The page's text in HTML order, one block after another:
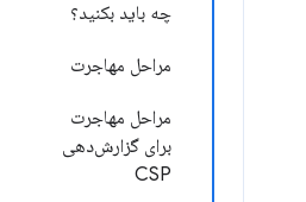
چه باید بکنید؟
مراحل مهاجرت
مراحل مهاجرت
برای گزارش‌دهی
CSP